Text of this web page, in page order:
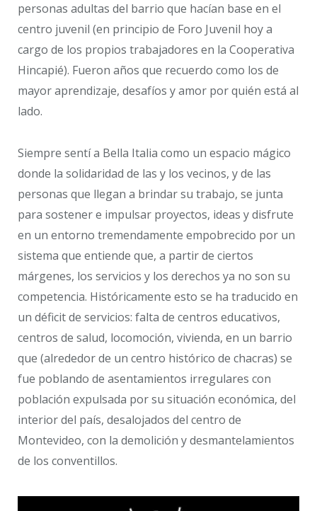
personas adultas del barrio que hacían base en el
centro juvenil (en principio de Foro Juvenil hoy a
cargo de los propios trabajadores en la Cooperativa
Hincapié). Fueron años que recuerdo como los de
mayor aprendizaje, desafíos y amor por quién está al
lado.
Siempre sentí a Bella Italia como un espacio mágico
donde la solidaridad de las y los vecinos, y de las
personas que llegan a brindar su trabajo, se junta
para sostener e impulsar proyectos, ideas y disfrute
en un entorno tremendamente empobrecido por un
sistema que entiende que, a partir de ciertos
márgenes, los servicios y los derechos ya no son su
competencia. Históricamente esto se ha traducido en
un déficit de servicios: falta de centros educativos,
centros de salud, locomoción, vivienda, en un barrio
que (alrededor de un centro histórico de chacras) se
fue poblando de asentamientos irregulares con
población expulsada por su situación económica, del
interior del país, desalojados del centro de
Montevideo, con la demolición y desmantelamientos
de los conventillos.